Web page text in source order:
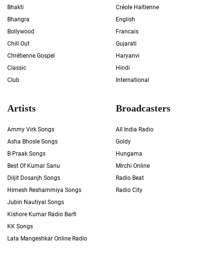
Bhakti
Bhangra
Bollywood
Chill Out
Chrétienne Gospel
Classic
Club
Créole Haïtienne
English
Francais
Gujarati
Haryanvi
Hindi
International
Artists
Ammy Virk Songs
Asha Bhosle Songs
B Praak Songs
Best Of Kumar Sanu
Diljit Dosanjh Songs
Himesh Reshammiya Songs
Jubin Nautiyal Songs
Kishore Kumar Radio Barfi
KK Songs
Lata Mangeshkar Online Radio
Broadcasters
All India Radio
Goldy
Hungama
Mirchi Online
Radio Beat
Radio City